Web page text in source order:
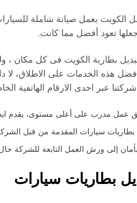
الكويت بعمل صيانة شاملة
تعود أفضل مما كانت.
بطارية الكويت فى كل مكان ،
هذه الخدمات على الاطلاق، لا
عبر احدى الارقام الهاتفية
عمل مدرب على أعلى مستوى، يقدم
سيارات المقدمة من قبل
إلى ورش العمل التابعة للشركة
بطاريات سيارات